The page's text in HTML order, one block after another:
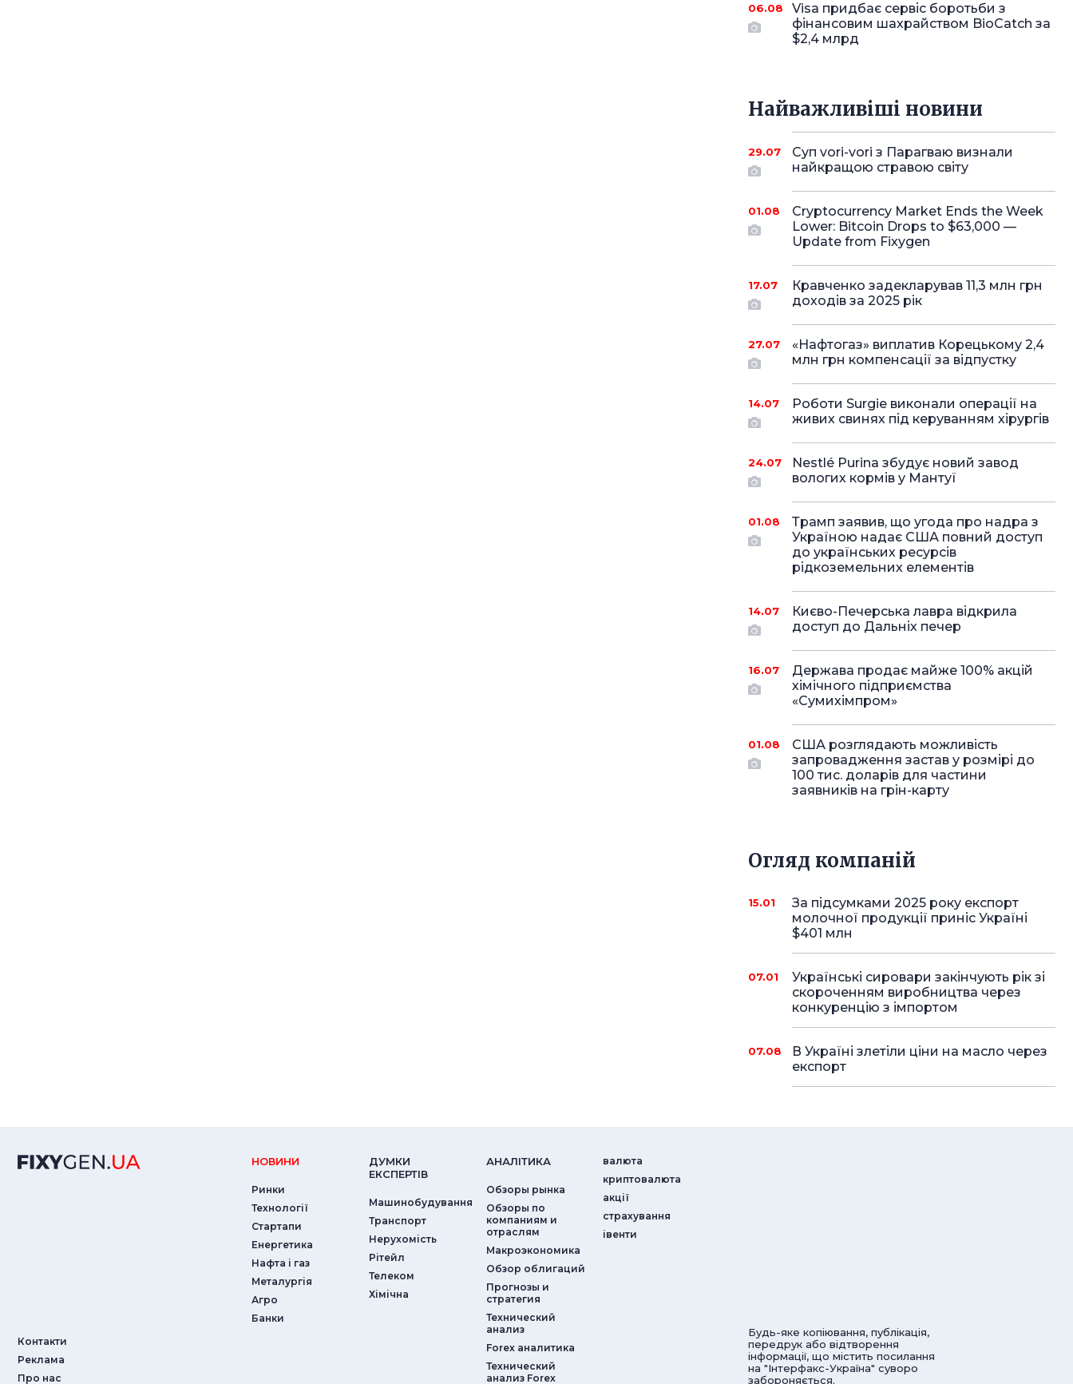
06.08
Visa придбає сервіс боротьби з
фінансовим шахрайством BioCatch за
$2,4 млрд
Найважливіші новини
29.07
Суп vori-vori з Парагваю визнали
найкращою стравою світу
01.08
Cryptocurrency Market Ends the Week
Lower: Bitcoin Drops to $63,000 —
Update from Fixygen
17.07
Кравченко задекларував 11,3 млн грн
доходів за 2025 рік
27.07
«Нафтогаз» виплатив Корецькому 2,4
млн грн компенсації за відпустку
14.07
Роботи Surgie виконали операції на
живих свинях під керуванням хірургів
24.07
Nestlé Purina збудує новий завод
вологих кормів у Мантуї
01.08
Трамп заявив, що угода про надра з
Україною надає США повний доступ
до українських ресурсів
рідкоземельних елементів
14.07
Києво-Печерська лавра відкрила
доступ до Дальніх печер
16.07
Держава продає майже 100% акцій
хімічного підприємства
«Сумихімпром»
01.08
США розглядають можливість
запровадження застав у розмірі до
100 тис. доларів для частини
заявників на грін-карту
Огляд компаній
15.01
За підсумками 2025 року експорт
молочної продукції приніс Україні
$401 млн
07.01
Українські сировари закінчують рік зі
скороченням виробництва через
конкуренцію з імпортом
07.08
В Україні злетіли ціни на масло через
експорт
Контакти
Реклама
Про нас
НОВИНИ
Ринки
Технології
Стартапи
Енергетика
Нафта і газ
Металургія
Агро
Банки
ДУМКИ
ЕКСПЕРТIВ
Машинобудування
Транспорт
Нерухомість
Рітейл
Телеком
Хімічна
АНАЛIТИКА
Обзоры рынка
Обзоры по
компаниям и
отраслям
Макроэкономика
Обзор облигаций
Прогнозы и
стратегия
Технический
анализ
Forex аналитика
Технический
анализ Forex
валюта
криптовалюта
акції
страхування
iвенти
Будь-яке копіювання, публікація,
передрук або відтворення
інформації, що містить посилання
на "Інтерфакс-Україна" суворо
забороняється.